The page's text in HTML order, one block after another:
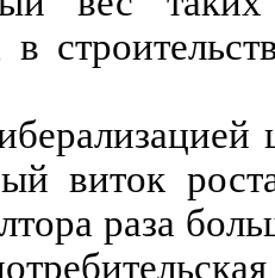
в
виток
раза